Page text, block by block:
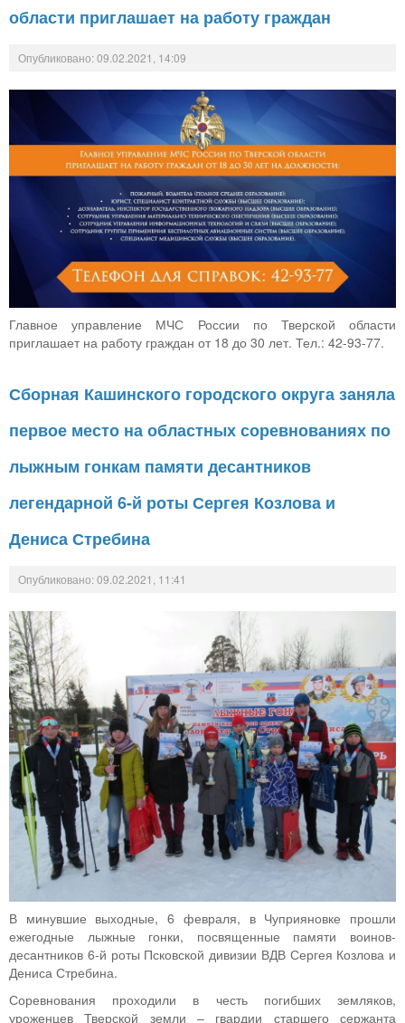
области приглашает на работу граждан
Опубликовано: 09.02.2021, 14:09
Главное управление МЧС России по Тверской области
приглашает на работу граждан от 18 до 30 лет. Тел.: 42-93-77.
Сборная Кашинского городского округа заняла
первое место на областных соревнованиях по
лыжным гонкам памяти десантников
легендарной 6-й роты Сергея Козлова и
Дениса Стребина
Опубликовано: 09.02.2021, 11:41
В минувшие выходные, 6 февраля, в Чуприяновке прошли
ежегодные лыжные гонки, посвященные памяти воинов-
десантников 6-й роты Псковской дивизии ВДВ Сергея Козлова и
Дениса Стребина.
Соревнования проходили в честь погибших земляков,
уроженцев Тверской земли – гвардии старшего сержанта